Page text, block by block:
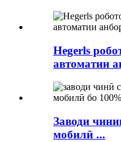
Hegerls
автоматии
Заводи
мобилӣ ...